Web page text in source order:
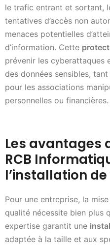
le trafic entrant et sortant,
tentatives d’accès non
menaces potentielles
d’information. Cette
prévenir les cyberattaques
des données sensibles,
pour les associations
personnelles ou financières.
Les avantages
RCB
l’installation
Pour une entreprise, la
qualité nécessite bien plus
expertise garantit une
adaptée à la taille et aux